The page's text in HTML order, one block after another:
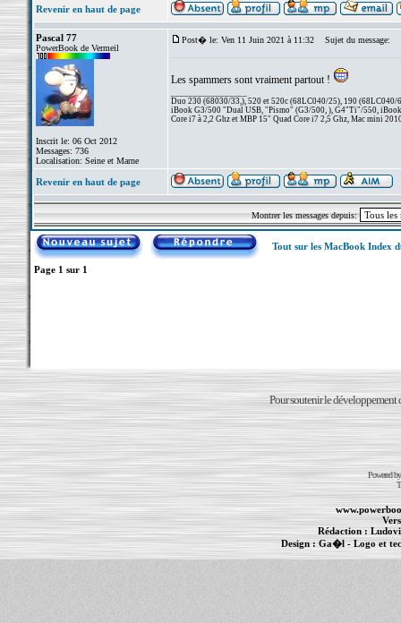
Revenir en haut de page
Pascal 77
PowerBook de Vermeil
Inscrit le: 06 Oct 2012
Messages: 736
Localisation: Seine et Marne
Post� le: Ven 11 Juin 2021 à 11:32 Sujet du message:
Les spammers sont vraiment partout !
Duo 230 (68030/33,), 520 et 520c (68LC040/25), 190 (68LC040/
iBook G3/500 "Dual USB, "Pismo" (G3/500, ), G4"Ti"/550,
Core i7 à 2,2 Ghz et MBP 15" Quad Core i7 2,5 Ghz, Mac mini
Revenir en haut de page
Montrer les messages depuis:
Tout sur les MacBook Index
Page 1 sur 1
Pour soutenir le développement
Powered
Rédaction :
Design : Ga�l- Logo et